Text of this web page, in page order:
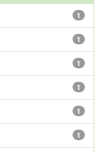
1
1
1
1
1
1